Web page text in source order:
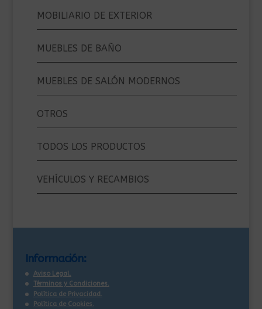
MOBILIARIO DE EXTERIOR
MUEBLES DE BAÑO
MUEBLES DE SALÓN MODERNOS
OTROS
TODOS LOS PRODUCTOS
VEHÍCULOS Y RECAMBIOS
Información:
Aviso Legal.
Términos y Condiciones.
Política de Privacidad.
Política de Cookies.